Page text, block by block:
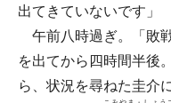
出てきていないです」
午前八時過ぎ。「敗
を出てから四時間半後
ら、状況を尋ねた圭介